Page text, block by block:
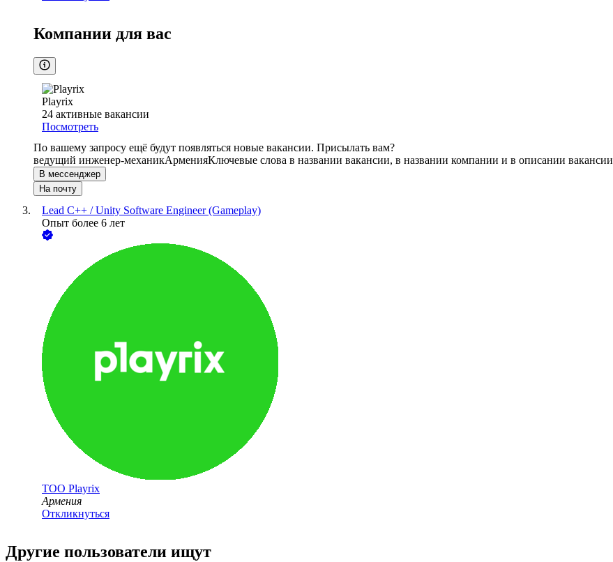
Компании для вас
Playrix
24 активные вакансии
Посмотреть
По вашему запросу ещё будут появляться новые вакансии. Присылать вам?
ведущий инженер-механикАрменияКлючевые слова в названии вакансии, в названии компании и в описании вакансии
В мессенджер
На почту
Lead C++ / Unity Software Engineer (Gameplay)
Опыт более 6 лет
ТОО Playrix
Армения
Откликнуться
Другие пользователи ищут